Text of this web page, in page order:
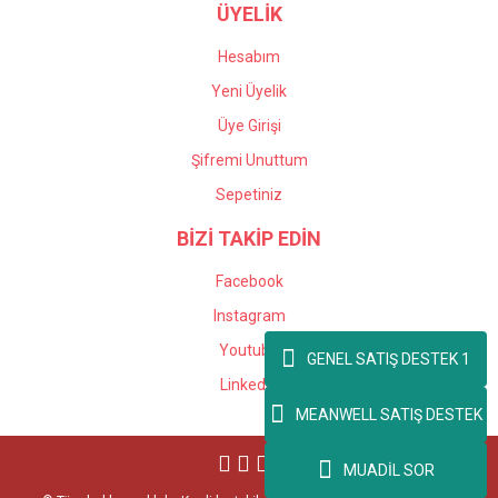
ÜYELİK
Hesabım
Yeni Üyelik
Üye Girişi
Şifremi Unuttum
Sepetiniz
BİZİ TAKİP EDİN
Facebook
Instagram
Youtube
Linkedin
GENEL SATIŞ DESTEK 1
MEANWELL SATIŞ DESTEK
MUADİL SOR